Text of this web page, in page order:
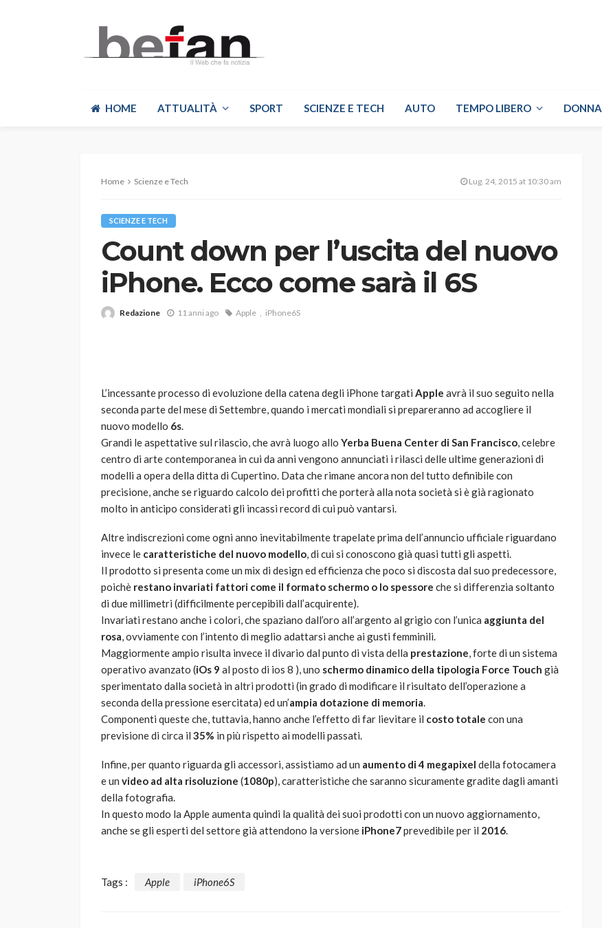
HOME ATTUALITÀ SPORT SCIENZE E TECH AUTO TEMPO LIBERO DONNA
Home Scienze e Tech Lug. 24, 2015 at 10:30 am
SCIENZE E TECH
Count down per l’uscita del nuovo
iPhone. Ecco come sarà il 6S
Redazione 11 anni ago Apple iPhone6S
L’incessante processo di evoluzione della catena degli iPhone targati Apple avrà il suo seguito nella
seconda parte del mese di Settembre, quando i mercati mondiali si prepareranno ad accogliere il
nuovo modello 6s.
Grandi le aspettative sul rilascio, che avrà luogo allo Yerba Buena Center di San Francisco, celebre
centro di arte contemporanea in cui da anni vengono annunciati i rilasci delle ultime generazioni di
modelli a opera della ditta di Cupertino. Data che rimane ancora non del tutto definibile con
precisione, anche se riguardo calcolo dei profitti che porterà alla nota società si è già ragionato
molto in anticipo considerati gli incassi record di cui può vantarsi.
Altre indiscrezioni come ogni anno inevitabilmente trapelate prima dell’annuncio ufficiale riguardano
invece le caratteristiche del nuovo modello, di cui si conoscono già quasi tutti gli aspetti.
Il prodotto si presenta come un mix di design ed efficienza che poco si discosta dal suo predecessore,
poichè restano invariati fattori come il formato schermo o lo spessore che si differenzia soltanto
di due millimetri (difficilmente percepibili dall’acquirente).
Invariati restano anche i colori, che spaziano dall’oro all’argento al grigio con l’unica aggiunta del
rosa, ovviamente con l’intento di meglio adattarsi anche ai gusti femminili.
Maggiormente ampio risulta invece il divario dal punto di vista della prestazione, forte di un sistema
operativo avanzato (iOs 9 al posto di ios 8 ), uno schermo dinamico della tipologia Force Touch già
sperimentato dalla società in altri prodotti (in grado di modificare il risultato dell’operazione a
seconda della pressione esercitata) ed un’ampia dotazione di memoria.
Componenti queste che, tuttavia, hanno anche l’effetto di far lievitare il costo totale con una
previsione di circa il 35% in più rispetto ai modelli passati.
Infine, per quanto riguarda gli accessori, assistiamo ad un aumento di4 megapixel della fotocamera
e un video ad alta risoluzione (1080p), caratteristiche che saranno sicuramente gradite dagli amanti
della fotografia.
In questo modo la Apple aumenta quindi la qualità dei suoi prodotti con un nuovo aggiornamento,
anche se gli esperti del settore già attendono la versione iPhone7prevedibile per il 2016.
Tags : Apple iPhone6S
VARIE
Robot tagliaerba: quale
scegliere per il tuo prato
god 1 anno ago 785
AUTO SPORT
MG alle Final 8 di Coppa
passione per
l’automobilismo
abbracciano la stessa causa